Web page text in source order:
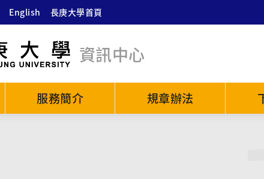
English 長庚大學首頁
資訊中心
服務簡介 規章辦法